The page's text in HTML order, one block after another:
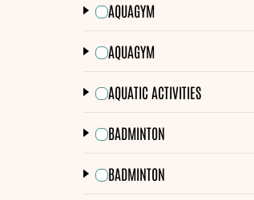
AQUAGYM
AQUAGYM
AQUATIC ACTIVITIES
BADMINTON
BADMINTON